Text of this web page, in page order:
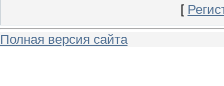
[
Полная версия сайта